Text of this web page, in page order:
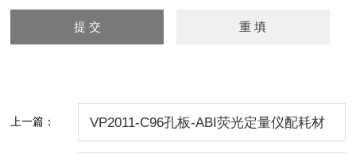
上一篇： VP2011-C96孔板-ABI荧光定量仪配耗材